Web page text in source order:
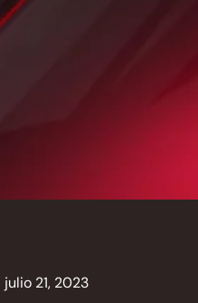
julio 21, 2023